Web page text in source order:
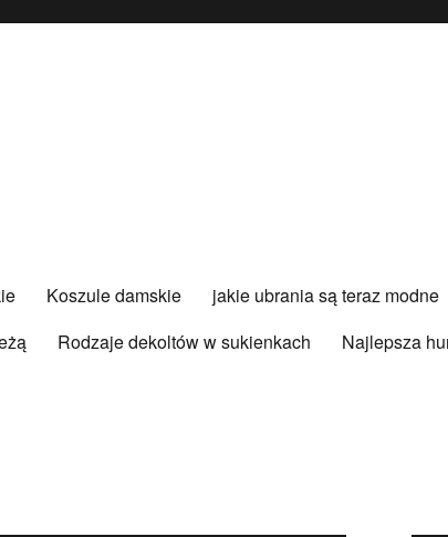
Koszule damskie jakie ubrania są teraz modne
Rodzaje dekoltów w sukienkach
Najlepsza